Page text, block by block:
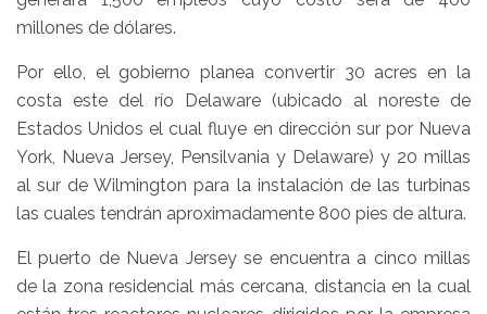
millones de dólares.
Por ello, el gobierno planea convertir 30 acres en la
costa este del río Delaware (ubicado al noreste de
Estados Unidos el cual fluye en dirección sur por Nueva
York, Nueva Jersey, Pensilvania y Delaware) y 20 millas
al sur de Wilmington para la instalación de las turbinas
las cuales tendrán aproximadamente 800 pies de altura.
El puerto de Nueva Jersey se encuentra a cinco millas
de la zona residencial más cercana, distancia en la cual